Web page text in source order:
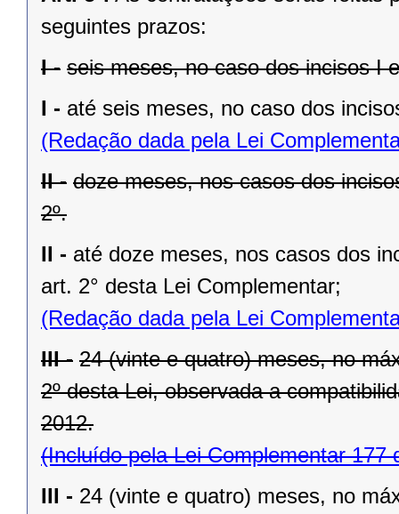
seguintes prazos:
I - seis meses, no caso dos incisos I
I - até seis meses, no caso dos
(Redação dada pela Lei
II - doze meses, nos casos dos
2º.
II - até doze meses, nos casos dos
art. 2° desta Lei Complementar;
(Redação dada pela Lei
III - 24 (vinte e quatro) meses, no
2º desta Lei, observada a
2012.
(Incluído pela Lei Complementar 177
III - 24 (vinte e quatro) meses, no